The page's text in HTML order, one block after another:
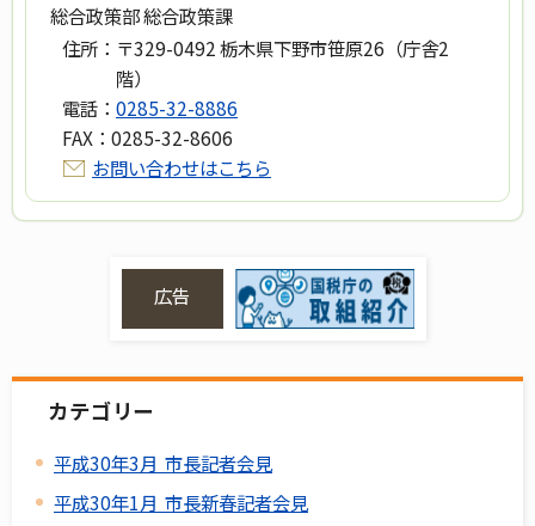
総合政策部 総合政策課
住所： 〒329-0492 栃木県下野市笹原26（庁舎2
階）
電話： 0285-32-8886
FAX： 0285-32-8606
お問い合わせはこちら
広告
カテゴリー
平成30年3月 市長記者会見
平成30年1月 市長新春記者会見